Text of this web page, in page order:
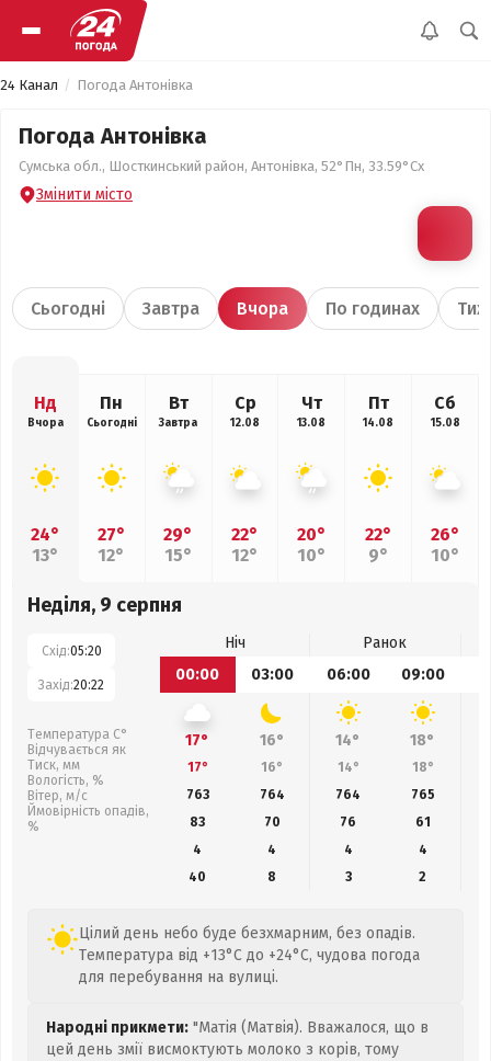
24 Канал Погода Антонівка
Погода Антонівка
Сумська обл., Шосткинський район, Антонівка, 52°Пн, 33.59°Сх
Змінити місто
Сьогодні Завтра Вчора По годинах
Нд
Вчора
24°
13°
Пн
Сьогодні
27°
12°
Вт
Завтра
29°
15°
Ср
12.08
22°
12°
Чт
13.08
20°
10°
Пт
14.08
22°
9°
Сб
15.08
26°
10°
Неділя, 9 серпня
Схід:05:20
Захід:20:22
Температура С°
Відчувається як
Тиск, мм
Вологість, %
Вітер, м/с
Ймовірність опадів,
%
Ніч
Ранок
00:00
03:00 06:00 09:00
17° 16° 14° 18°
17° 16° 14° 18°
763
764 764 765
83
70 76 61
4
4 4
4
40
8 3 2
Цілий день небо буде безхмарним, без опадів.
Температура від +13°C до +24°C, чудова погода
для перебування на вулиці.
Народні прикмети: "Матія (Матвія). Вважалося, що в
цей день змії висмоктують молоко з корів, тому